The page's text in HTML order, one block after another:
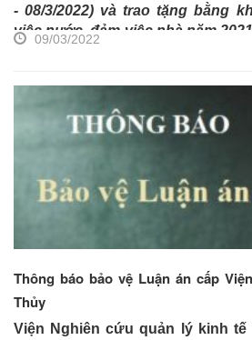
- 08/3/2022) và trao tặng bằng
việc nước, đảm việc nhà năm
Hội Liên hiệp phụ nữ Việt
Nghiên cứu quản lý kinh tế
dự buổi Lễ...
09/03/2022
Thông báo bảo vệ Luận án cấp
Thủy
Viện Nghiên cứu quản lý kinh tế